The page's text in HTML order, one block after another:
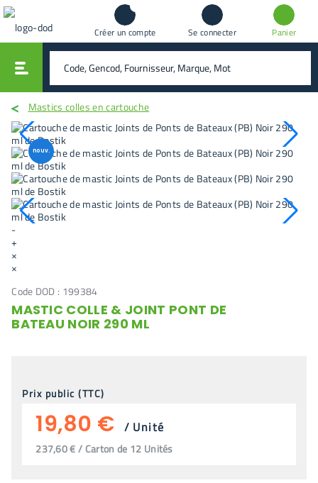
Créer un compte Se connecter Panier
rechercher
Mastics colles en cartouche
nouv.
-
+
×
×
Code DOD : 199384
MASTIC COLLE & JOINT PONT DE
BATEAU NOIR 290 ML
Prix public (TTC)
19,80 € / Unité
237,60 € / Carton de 12 Unités